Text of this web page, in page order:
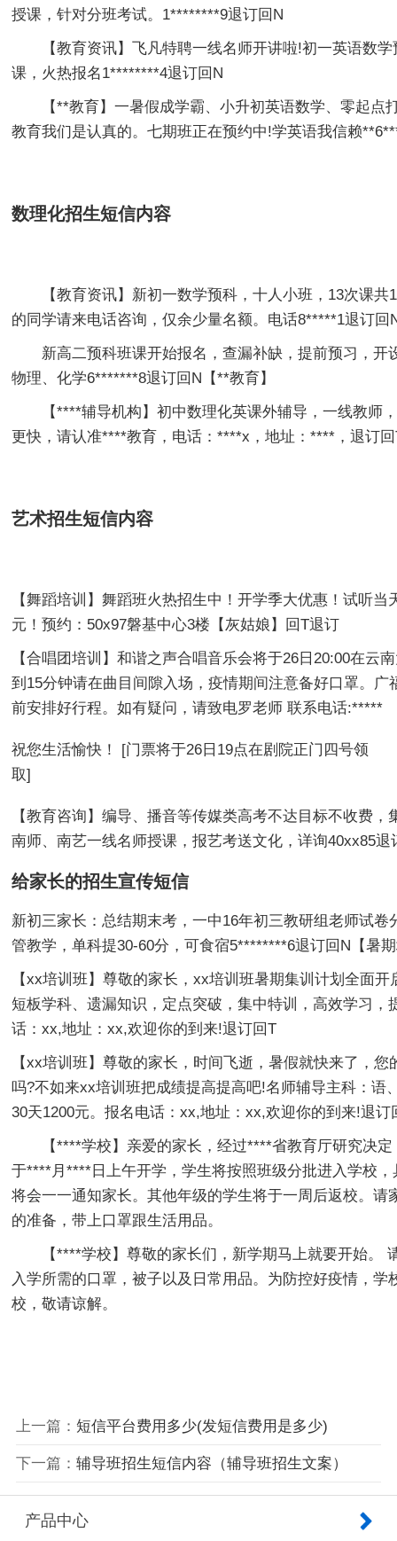
授课，针对分班考试。1********9退订回N
【教育资讯】飞凡特聘一线名师开讲啦!初一英语数学
课，火热报名1********4退订回N
【**教育】一暑假成学霸、小升初英语数学、零起点
教育我们是认真的。七期班正在预约中!学英语我信赖
数理化招生短信内容
【教育资讯】新初一数学预科，十人小班，13次课共
的同学请来电话咨询，仅余少量名额。电话8*****1退订回
新高二预科班课开始报名，查漏补缺，提前预习，开
物理、化学6*******8退订回N【**教育】
【****辅导机构】初中数理化英课外辅导，一线教师
更快，请认准****教育，电话：****x，地址：****，退订
艺术招生短信内容
【舞蹈培训】舞蹈班火热招生中！开学季大优惠！试听当
元！预约：50x97磐基中心3楼【灰姑娘】回T退订
【合唱团培训】和谐之声合唱音乐会将于26日20:00在云
到15分钟请在曲目间隙入场，疫情期间注意备好口罩。广
前安排好行程。如有疑问，请致电罗老师 联系电话:*****
祝您生活愉快！ [门票将于26日19点在剧院正门四号领
取]
【教育咨询】编导、播音等传媒类高考不达目标不收费，
南师、南艺一线名师授课，报艺考送文化，详询40xx85退
给家长的招生宣传短信
新初三家长：总结期末考，一中16年初三教研组老师试卷
管教学，单科提30-60分，可食宿5********6退订回N【暑
【xx培训班】尊敬的家长，xx培训班暑期集训计划全面
短板学科、遗漏知识，定点突破，集中特训，高效学习，
话：xx,地址：xx,欢迎你的到来!退订回T
【xx培训班】尊敬的家长，时间飞逝，暑假就快来了，
吗?不如来xx培训班把成绩提高提高吧!名师辅导主科：语
30天1200元。报名电话：xx,地址：xx,欢迎你的到来!退订
【****学校】亲爱的家长，经过****省教育厅研究决定
于****月****日上午开学，学生将按照班级分批进入学校
将会一一通知家长。其他年级的学生将于一周后返校。请
的准备，带上口罩跟生活用品。
【****学校】尊敬的家长们，新学期马上就要开始。
入学所需的口罩，被子以及日常用品。为防控好疫情，学
校，敬请谅解。
上一篇： 短信平台费用多少(发短信费用是多少)
下一篇： 辅导班招生短信内容（辅导班招生文案）
产品中心